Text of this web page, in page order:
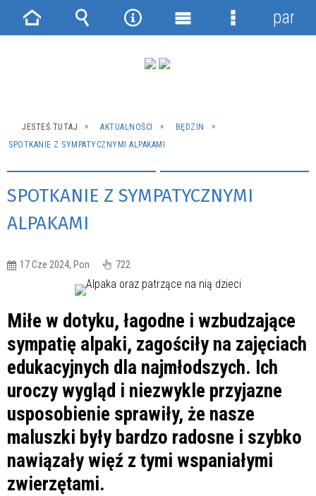
JESTEŚ TUTAJ AKTUALNOŚCI
BĘDZIN
SPOTKANIE Z SYMPATYCZNYMI ALPAKAMI
SPOTKANIE Z SYMPATYCZNYMI
ALPAKAMI
17 Cze 2024, Pon 722
Miłe w dotyku, łagodne i wzbudzające
sympatię alpaki, zagościły na zajęciach
edukacyjnych dla najmłodszych. Ich
uroczy wygląd i niezwykle przyjazne
usposobienie sprawiły, że nasze
maluszki były bardzo radosne i szybko
nawiązały więź z tymi wspaniałymi
zwierzętami.
Strona Wyszukiwarka
NarzędziaMenu
Menu
panel